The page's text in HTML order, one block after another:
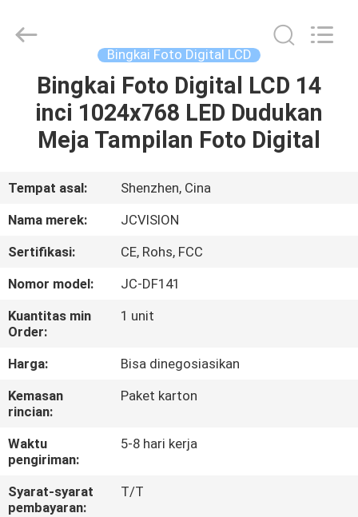
RUMAH
PRODUK
TENTANG
KITA
WISATA
PABRIK
KONTROL
KUALITAS
HUBUNGI
KAMI
BERITA
Interactive
Technology
Bingkai Foto Digital LCD
Bingkai Foto Digital LCD 14
inci 1024x768 LED Dudukan
Meja Tampilan Foto Digital
Tempat asal:
Shenzhen, Cina
Nama merek:
JCVISION
Sertifikasi:
CE, Rohs, FCC
Nomor model:
JC-DF141
Kuantitas min
Order:
1 unit
Harga:
Bisa dinegosiasikan
Kemasan
rincian:
Paket karton
Waktu
pengiriman:
5-8 hari kerja
Syarat-syarat
pembayaran:
T/T